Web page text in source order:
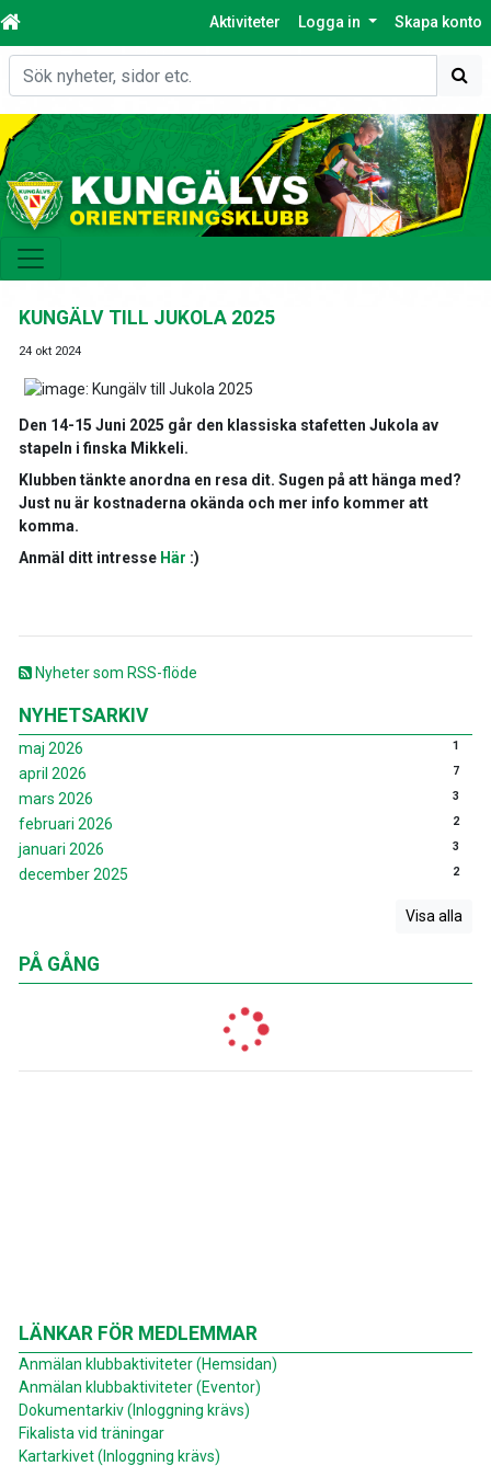
Aktiviteter Logga in Skapa konto
Sök
Nyheter som RSS-flöde
NYHETSARKIV
maj 2026 1
april 2026 7
mars 2026 3
februari 2026 2
januari 2026 3
december 2025 2
Visa alla
PÅ GÅNG
KUNGÄLV TILL JUKOLA 2025
24 okt 2024
Den 14-15 Juni 2025 går den klassiska stafetten Jukola av
stapeln i finska Mikkeli.
Klubben tänkte anordna en resa dit. Sugen på att hänga med?
Just nu är kostnaderna okända och mer info kommer att
komma.
Anmäl ditt intresse Här :)
LÄNKAR FÖR MEDLEMMAR
Anmälan klubbaktiviteter (Hemsidan)
Anmälan klubbaktiviteter (Eventor)
Dokumentarkiv (Inloggning krävs)
Fikalista vid träningar
Kartarkivet (Inloggning krävs)